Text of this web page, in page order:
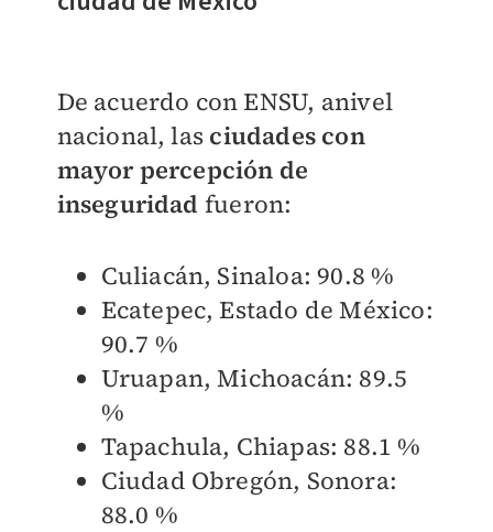
De acuerdo con ENSU, anivel
nacional, las ciudades con
mayor percepción de
inseguridad fueron:
Culiacán, Sinaloa: 90.8 %
Ecatepec, Estado de México:
90.7 %
Uruapan, Michoacán: 89.5
%
Tapachula, Chiapas: 88.1 %
Ciudad Obregón, Sonora:
88.0 %